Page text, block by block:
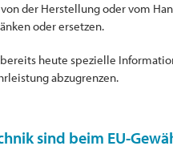
der Herstellung oder vom
oder ersetzen.
heute spezielle
abzugrenzen.
sind beim EU-